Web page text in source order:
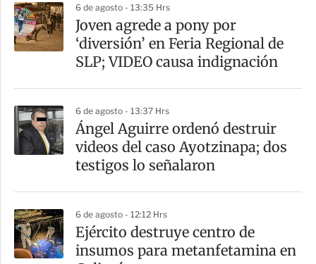
a
r
t
6 de agosto - 13:35 Hrs
Joven agrede a pony por
‘diversión’ en Feria Regional de
SLP; VIDEO causa indignación
6 de agosto - 13:37 Hrs
Ángel Aguirre ordenó destruir
videos del caso Ayotzinapa; dos
testigos lo señalaron
6 de agosto - 12:12 Hrs
​Ejército destruye centro de
insumos para metanfetamina en